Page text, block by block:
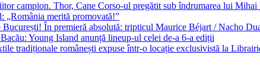
campion. Thor, Cane Corso-ul pregătit sub îndrumarea lui Mihai
merită promovată!”
București! În premieră absolută: tripticul Maurice Béjart / Nacho
Young Island anunță lineup-ul celei de-a 6-a ediții
tradiționale românești expuse într-o locație exclusivistă la